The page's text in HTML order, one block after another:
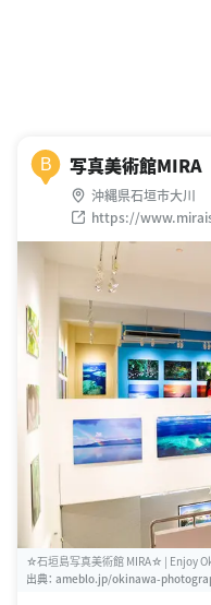
B 写真美術館MIRA
沖縄県石垣市大川
https://
☆石垣島写真美術館 MIRA☆ | Enjoy
出典： ameblo.jp/okinawa-